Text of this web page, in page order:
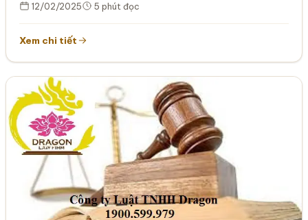
12/02/2025 5 phút đọc
Xem chi tiết